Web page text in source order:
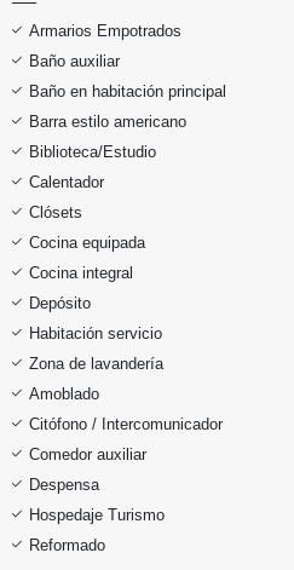
Armarios Empotrados
Baño auxiliar
Baño en habitación principal
Barra estilo americano
Biblioteca/Estudio
Calentador
Clósets
Cocina equipada
Cocina integral
Depósito
Habitación servicio
Zona de lavandería
Amoblado
Citófono / Intercomunicador
Comedor auxiliar
Despensa
Hospedaje Turismo
Reformado